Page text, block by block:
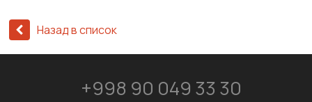
Назад в список
+998 90 049 33 30